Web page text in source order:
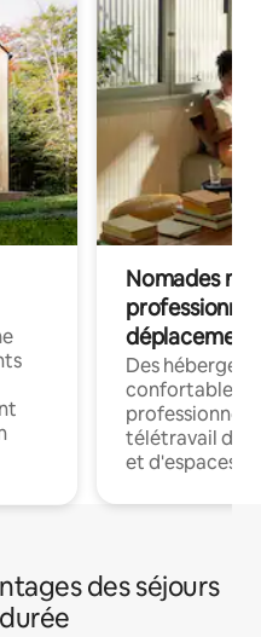
Nomades
déplacement
Des
confortables
professionnels
télétravail
et d'espaces
des séjours